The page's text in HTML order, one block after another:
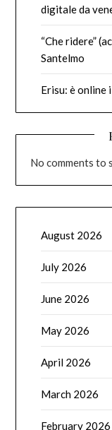
digitale da
“Che ridere”
Santelmo
Erisu: è online
No comments to
August 2026
July 2026
June 2026
May 2026
April 2026
March 2026
February 2026